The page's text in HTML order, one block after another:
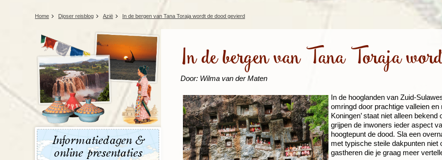
Home Djoser reisblog Azië In de bergen van Tana Toraja wordt de dood gevierd
In de bergen van Tana Toraja
Door: Wilma van der Maten
In de hooglanden van Zuid-
omringd door prachtige valleien
Koningen’ staat niet alleen
grijpen de inwoners ieder aspect
hoogtepunt de dood. Sla een
met typische steile dakpunten niet
gastheren die je graag meer
Informatiedagen &
online presentaties